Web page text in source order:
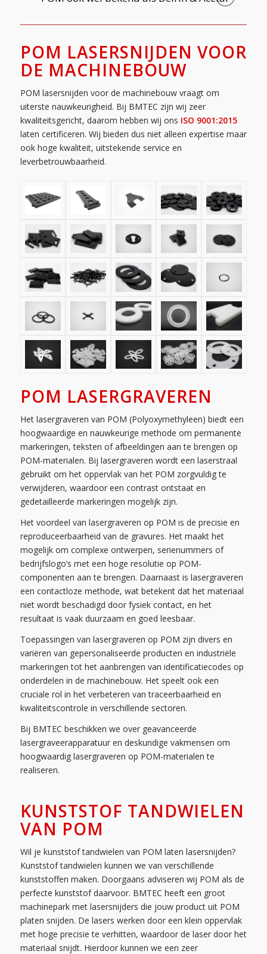
POM LASERSNIJDEN VOOR
DE MACHINEBOUW
POM lasersnijden voor de machinebouw vraagt om
uiterste nauwkeurigheid. Bij BMTEC zijn wij zeer
kwaliteitsgericht, daarom hebben wij ons ISO 9001:2015
laten certificeren. Wij bieden dus niet alleen expertise maar
ook hoge kwaliteit, uitstekende service en
leverbetrouwbaarheid.
POM LASERGRAVEREN
Het lasergraveren van POM (Polyoxymethyleen) biedt een
hoogwaardige en nauwkeurige methode om permanente
markeringen, teksten of afbeeldingen aan te brengen op
POM-materialen. Bij lasergraveren wordt een laserstraal
gebruikt om het oppervlak van het POM zorgvuldig te
verwijderen, waardoor een contrast ontstaat en
gedetailleerde markeringen mogelijk zijn.
Het voordeel van lasergraveren op POM is de precisie en
reproduceerbaarheid van de gravures. Het maakt het
mogelijk om complexe ontwerpen, serienummers of
bedrijfslogo’s met een hoge resolutie op POM-
componenten aan te brengen. Daarnaast is lasergraveren
een contactloze methode, wat betekent dat het materiaal
niet wordt beschadigd door fysiek contact, en het
resultaat is vaak duurzaam en goed leesbaar.
Toepassingen van lasergraveren op POM zijn divers en
variëren van gepersonaliseerde producten en industriële
markeringen tot het aanbrengen van identificatiecodes op
onderdelen in de machinebouw. Het speelt ook een
cruciale rol in het verbeteren van traceerbaarheid en
kwaliteitscontrole in verschillende sectoren.
Bij BMTEC beschikken we over geavanceerde
lasergraveerapparatuur en deskundige vakmensen om
hoogwaardig lasergraveren op POM-materialen te
realiseren.
KUNSTSTOF TANDWIELEN
VAN POM
Wil je kunststof tandwielen van POM laten lasersnijden?
Kunststof tandwielen kunnen we van verschillende
kunststoffen maken. Doorgaans adviseren wij POM als de
perfecte kunststof daarvoor. BMTEC heeft een groot
machinepark met lasersnijders die jouw product uit POM
platen snijden. De lasers werken door een klein oppervlak
met hoge precisie te verhitten, waardoor de laser door het
materiaal snijdt. Hierdoor kunnen we een zeer